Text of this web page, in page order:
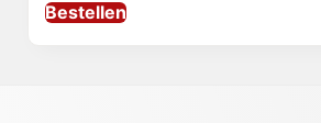
Bestellen